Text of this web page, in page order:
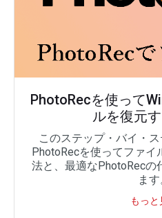
PhotoRecを使って
ルを復元
このステップ・バイ・ス
PhotoRecを使ってファ
法と、最適なPhotoRecの
ます
もっと